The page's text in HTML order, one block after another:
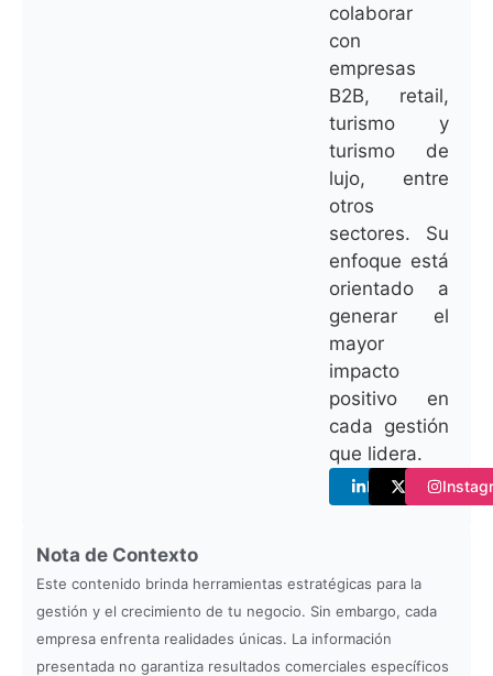
colaborar
con
empresas
B2B, retail,
turismo y
turismo de
lujo, entre
otros
sectores. Su
enfoque está
orientado a
generar el
mayor
impacto
positivo en
cada gestión
que lidera.
LinkedinTwitter
Nota de Contexto
Este contenido brinda herramientas estratégicas para la
gestión y el crecimiento de tu negocio. Sin embargo, cada
empresa enfrenta realidades únicas. La información
presentada no garantiza resultados comerciales específicos